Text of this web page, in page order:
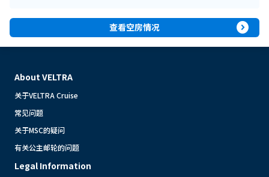
查看空房情况 expand_circle_right
About VELTRA
关于VELTRA Cruise
常见问题
关于MSC的疑问
有关公主邮轮的问题
Legal Information